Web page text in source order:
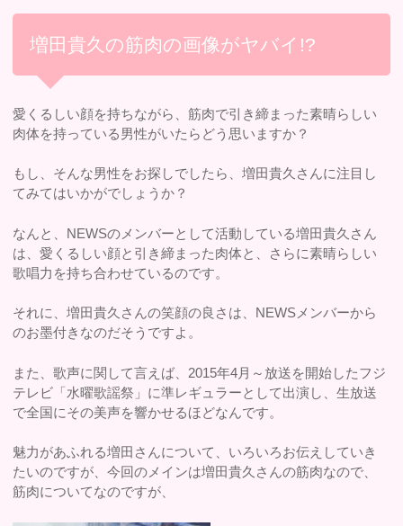
増田貴久の筋肉の画像がヤバイ!?
愛くるしい顔を持ちながら、筋肉で引き締まった素晴らしい
肉体を持っている男性がいたらどう思いますか？
もし、そんな男性をお探しでしたら、増田貴久さんに注目し
てみてはいかがでしょうか？
なんと、NEWSのメンバーとして活動している増田貴久さん
は、愛くるしい顔と引き締まった肉体と、さらに素晴らしい
歌唱力を持ち合わせているのです。
それに、増田貴久さんの笑顔の良さは、NEWSメンバーから
のお墨付きなのだそうですよ。
また、歌声に関して言えば、2015年4月～放送を開始したフジ
テレビ「水曜歌謡祭」に準レギュラーとして出演し、生放送
で全国にその美声を響かせるほどなんです。
魅力があふれる増田さんについて、いろいろお伝えしていき
たいのですが、今回のメインは増田貴久さんの筋肉なので、
筋肉についてなのですが、